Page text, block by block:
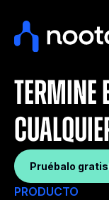
termine
Pruébalo gratis
PRODUCTO